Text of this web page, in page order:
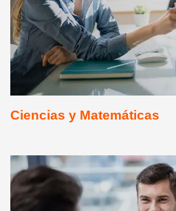
Ciencias y Matemáticas